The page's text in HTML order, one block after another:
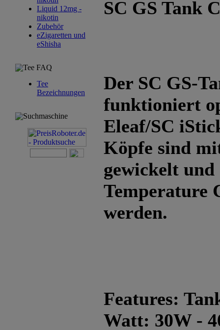
Liquid 12mg -
nikotin
Zubehör
eZigaretten und
eShisha
Tee FAQ
Tee
Bezeichnungen
Suchmaschine
SC GS Tank
Der SC GS-
funktioniert
Eleaf/SC
Köpfe sind
gewickelt
Temperature
werden.
Features:
Watt: 30W -